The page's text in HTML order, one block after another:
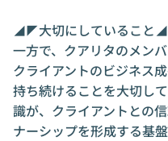
◢◤大切にしていること
一方で、クアリタのメン
クライアントのビジネス
持ち続けることを大切し
識が、クライアントとの
ナーシップを形成する基